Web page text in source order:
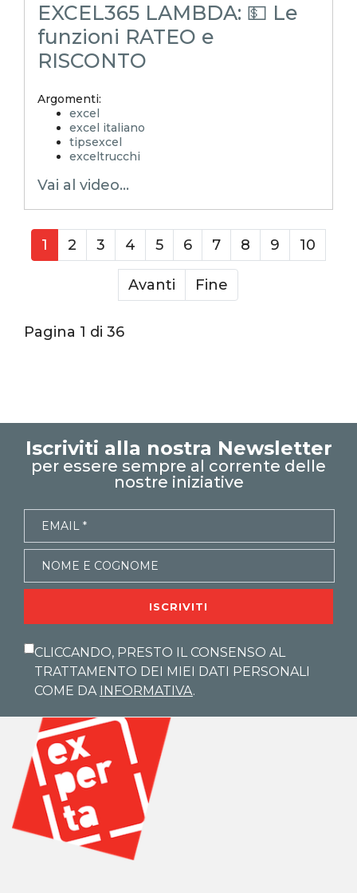
EXCEL365 LAMBDA: 💵 Le
funzioni RATEO e
RISCONTO
Argomenti:
excel
excel italiano
tipsexcel
exceltrucchi
Xcamp
superexcel
exceltips
microsoft excel
excel_learning
excel_master
youtubeshorts
Vai al video...
1 2 3 4 5 6 7 8 9 10
Avanti Fine
Pagina 1 di 36
Iscriviti alla nostra Newsletter
per essere sempre al corrente delle
nostre iniziative
ISCRIVITI
CLICCANDO, PRESTO IL CONSENSO AL
TRATTAMENTO DEI MIEI DATI PERSONALI
COME DA INFORMATIVA.